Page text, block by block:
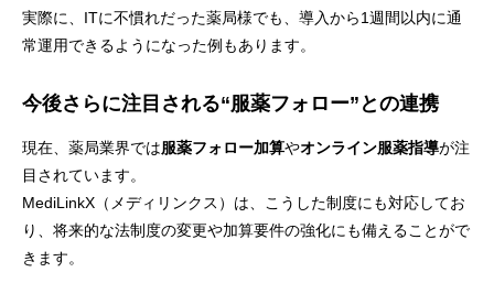
実際に、ITに不慣れだった薬局様でも、導入から1週間以内に通
常運用できるようになった例もあります。
今後さらに注目される“服薬フォロー”との連携
現在、薬局業界では服薬フォロー加算やオンライン服薬指導が注
目されています。
MediLinkX（メディリンクス）は、こうした制度にも対応してお
り、将来的な法制度の変更や加算要件の強化にも備えることがで
きます。